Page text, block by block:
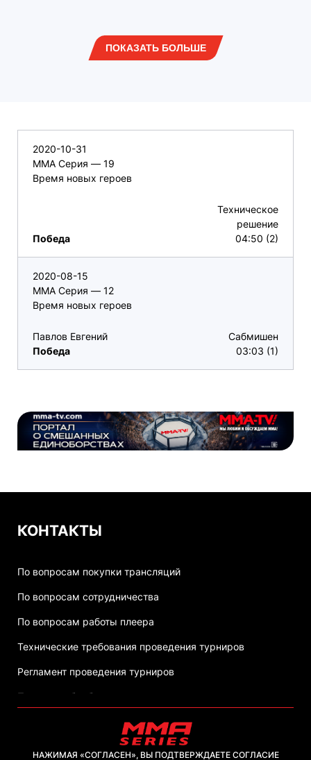
ПОКАЗАТЬ БОЛЬШЕ
2020-10-31
ММА Серия — 19
Время новых героев
Победа
Техническое
решение
04:50 (2)
2020-08-15
ММА Серия — 12
Время новых героев
Павлов Евгений
Победа
Сабмишен
03:03 (1)
КОНТАКТЫ
По вопросам покупки трансляций
По вопросам сотрудничества
По вопросам работы плеера
Технические требования проведения турниров
Регламент проведения турниров
Политика обработки персональных данных
НАЖИМАЯ «СОГЛАСЕН», ВЫ ПОДТВЕРЖДАЕТЕ СОГЛАСИЕ